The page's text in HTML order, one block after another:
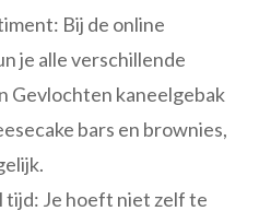
Bij de online
je alle verschillende
Gevlochten kaneelgebak
bars en brownies,
tijd: Je hoeft niet zelf te